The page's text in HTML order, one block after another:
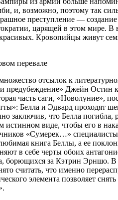
и, возможно, поэтому так
преступление —
царящей в этом мире.
Кровопийцы живут
перевале
отсылок к
предубеждение» Джейн Остин
часть саги, «Новолуние»,
Белла и Эдвард проходят
заключив, что Белла погибла,
истинном виде, чтобы его в
«Сумерек…»
книга Беллы, а ее
в себе черты обоих
за Кэтрин Эрншо. В
считать, что именно
элемента позволяет